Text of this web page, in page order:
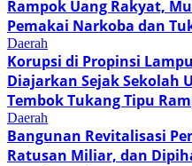
Rampok Uang Rakyat,
Pemakai Narkoba dan
Daerah
Korupsi di Propinsi
Diajarkan Sejak Sekolah
Tembok Tukang Tipu
Daerah
Bangunan Revitalisasi
Ratusan Miliar, dan